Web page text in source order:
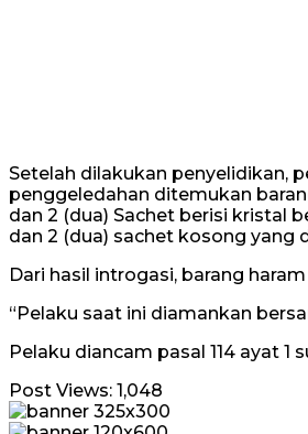
Setelah dilakukan penyelidikan,
penggeledahan ditemukan
dan 2 (dua) Sachet berisi kristal
dan 2 (dua) sachet kosong yang
Dari hasil introgasi, barang
“Pelaku saat ini diamankan
Pelaku diancam pasal 114 ayat 1
Post Views: 1,048